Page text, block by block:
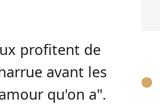
profitent de
avant les
qu'on a".